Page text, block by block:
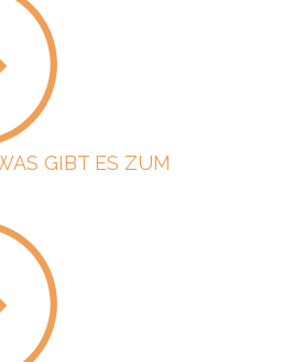
GIBT ES ZUM